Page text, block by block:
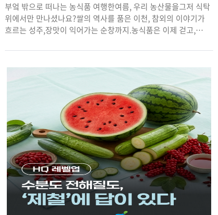
부엌 밖으로 떠나는 농식품 여행한여름, 우리 농산물을그저 식탁
위에서만 만나셨나요?쌀의 역사를 품은 이천, 참외의 이야기가
흐르는 성주,장맛이 익어가는 순창까지.농식품은 이제 걷고,
김천의 포도, 횡성의 토마토는 축제가 되어여름밤을 물들이고,
가족과 친구가 함께 웃